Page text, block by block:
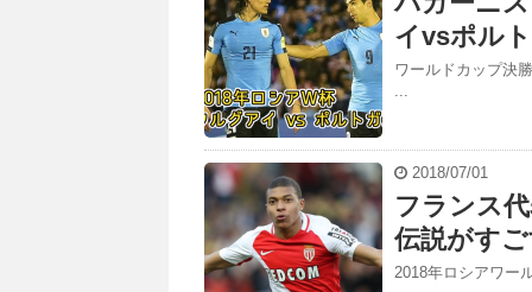
イvsポル
ワールドカップ決
...
2018/07/01
フランス
伝説がす
2018年ロシアワー